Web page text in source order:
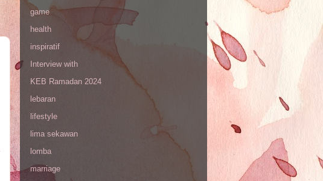
game
health
inspiratif
Interview with
KEB Ramadan 2024
lebaran
lifestyle
lima sekawan
lomba
marriage